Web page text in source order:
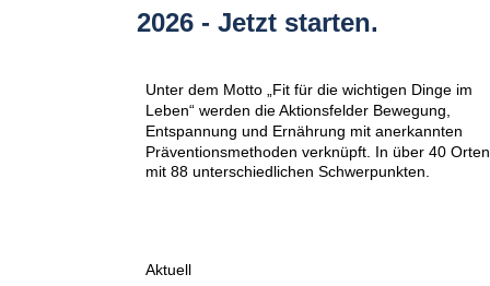
2026 - Jetzt starten.
Unter dem Motto „Fit für die wichtigen Dinge im
Leben“ werden die Aktionsfelder Bewegung,
Entspannung und Ernährung mit anerkannten
Präventionsmethoden verknüpft. In über 40
mit 88 unterschiedlichen Schwerpunkten.
Aktuell